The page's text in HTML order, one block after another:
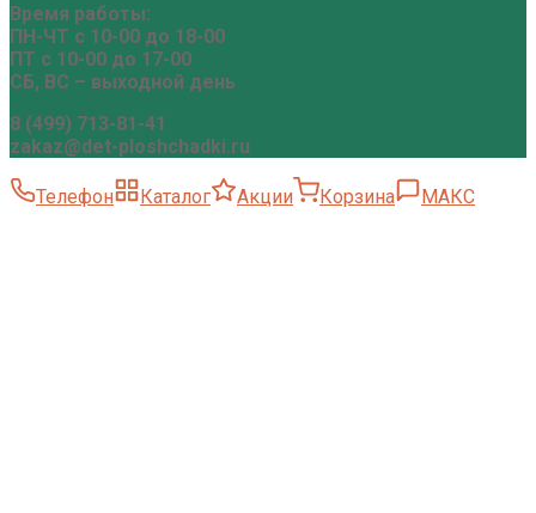
Время работы:
ПН-ЧТ с 10-00 до 18-00
ПТ с 10-00 до 17-00
СБ, ВС – выходной день
8 (499) 713-81-41
zakaz@det-ploshchadki.ru
Телефон Каталог Акции Корзина МАКС